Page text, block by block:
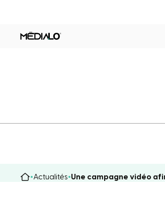
Actualités Une campagne vidéo